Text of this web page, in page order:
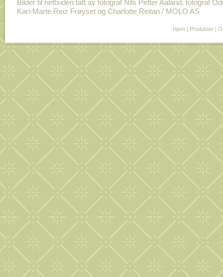
Bilder til nettsiden tatt av fotograf Nils Petter Aaland, fotograf
Kari-Marte Reiz Frøyset og Charlotte Reitan / MOLO AS
Hjem | Produkter |